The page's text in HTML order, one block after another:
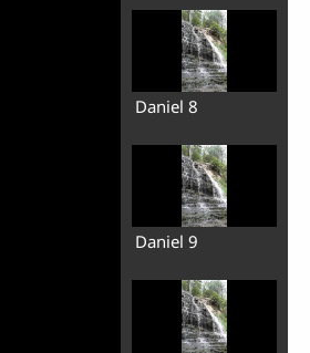
Daniel 8
Daniel 9